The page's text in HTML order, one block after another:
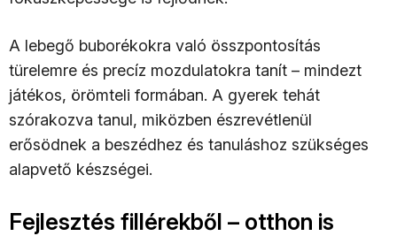
A lebegő buborékokra való összpontosítás
türelemre és precíz mozdulatokra tanít – mindezt
játékos, örömteli formában. A gyerek tehát
szórakozva tanul, miközben észrevétlenül
erősödnek a beszédhez és tanuláshoz szükséges
alapvető készségei.
Fejlesztés fillérekből – otthon is